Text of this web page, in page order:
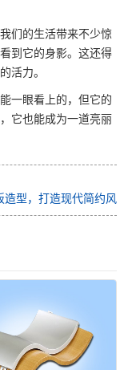
们的生活带来不少惊
到它的身影。这还得
活力。
一眼看上的，但它的
它也能成为一道亮丽
造型，打造现代简约风